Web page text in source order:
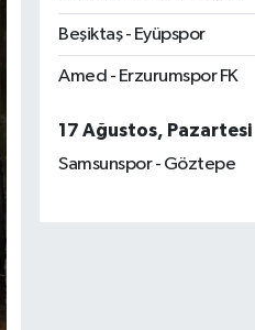
Beşiktaş - Eyüpspor
Amed - Erzurumspor FK
17 Ağustos, Pazartesi
Samsunspor - Göztepe